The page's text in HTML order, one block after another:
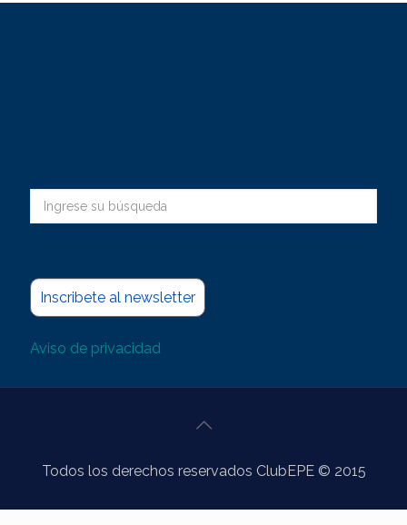
Inscribete al newsletter
Aviso de privacidad
Todos los derechos reservados ClubEPE © 2015